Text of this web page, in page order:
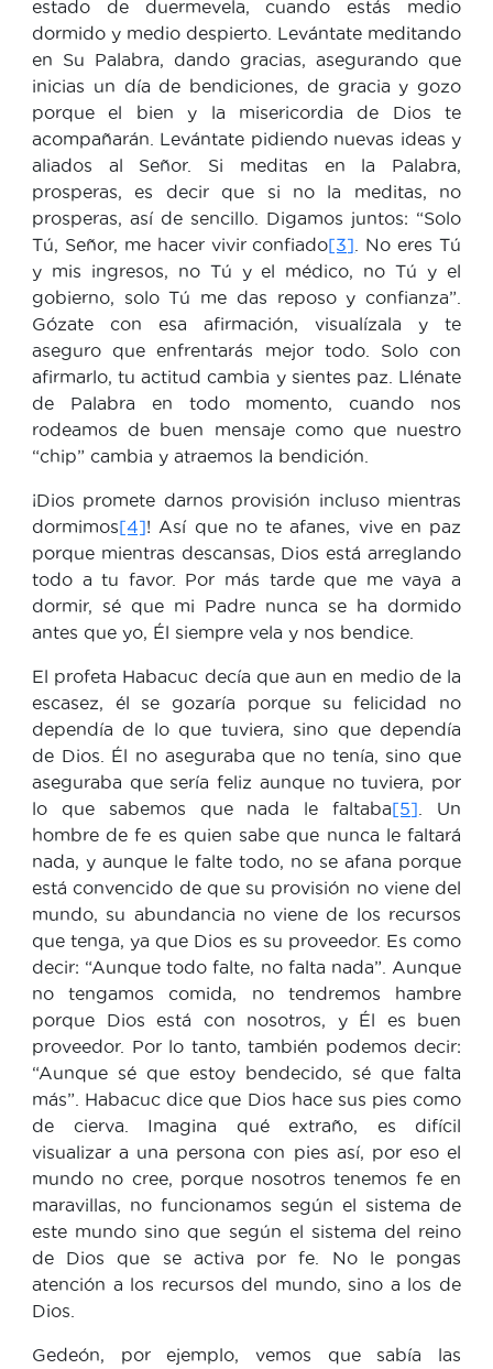
estado de duermevela, cuando estás medio
dormido y medio despierto. Levántate meditando
en Su Palabra, dando gracias, asegurando que
inicias un día de bendiciones, de gracia y gozo
porque el bien y la misericordia de Dios te
acompañarán. Levántate pidiendo nuevas ideas y
aliados al Señor. Si meditas en la Palabra,
prosperas, es decir que si no la meditas, no
prosperas, así de sencillo. Digamos juntos: “Solo
Tú, Señor, me hacer vivir confiado[3] . No eres Tú
y mis ingresos, no Tú y el médico, no Tú y el
gobierno, solo Tú me das reposo y confianza”.
Gózate con esa afirmación, visualízala y te
aseguro que enfrentarás mejor todo. Solo con
afirmarlo, tu actitud cambia y sientes paz. Llénate
de Palabra en todo momento, cuando nos
rodeamos de buen mensaje como que nuestro
“chip” cambia y atraemos la bendición.
¡Dios promete darnos provisión incluso mientras
dormimos[4]! Así que no te afanes, vive en paz
porque mientras descansas, Dios está arreglando
todo a tu favor. Por más tarde que me vaya a
dormir, sé que mi Padre nunca se ha dormido
antes que yo, Él siempre vela y nos bendice.
El profeta Habacuc decía que aun en medio de la
escasez, él se gozaría porque su felicidad no
dependía de lo que tuviera, sino que dependía
de Dios. Él no aseguraba que no tenía, sino que
aseguraba que sería feliz aunque no tuviera, por
lo que sabemos que nada le faltaba[5] . Un
hombre de fe es quien sabe que nunca le faltará
nada, y aunque le falte todo, no se afana porque
está convencido de que su provisión no viene del
mundo, su abundancia no viene de los recursos
que tenga, ya que Dios es su proveedor. Es como
decir: “Aunque todo falte, no falta nada”. Aunque
no tengamos comida, no tendremos hambre
porque Dios está con nosotros, y Él es buen
proveedor. Por lo tanto, también podemos decir:
“Aunque sé que estoy bendecido, sé que falta
más”. Habacuc dice que Dios hace sus pies como
de cierva. Imagina qué extraño, es difícil
visualizar a una persona con pies así, por eso el
mundo no cree, porque nosotros tenemos fe en
maravillas, no funcionamos según el sistema de
este mundo sino que según el sistema del reino
de Dios que se activa por fe. No le pongas
atención a los recursos del mundo, sino a los de
Dios.
Gedeón, por ejemplo, vemos que sabía las